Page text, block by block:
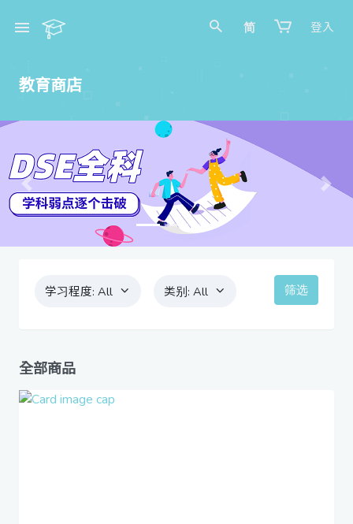
简 登入
教育商店
Previous Next
学习程度: All 类别: All 筛选
全部商品